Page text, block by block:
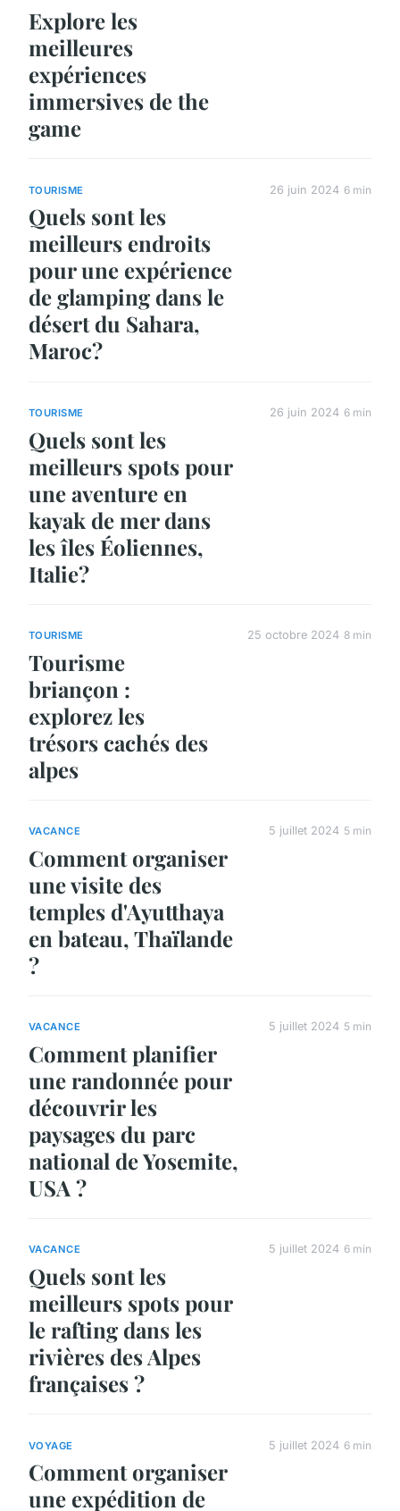
Explore les
meilleures
expériences
immersives de the
game
TOURISME
Quels sont les
meilleurs endroits
pour une expérience
de glamping dans le
désert du Sahara,
Maroc?
26 juin 2024 6 min
TOURISME
Quels sont les
meilleurs spots pour
une aventure en
kayak de mer dans
les îles Éoliennes,
Italie?
26 juin 2024 6 min
TOURISME
Tourisme
briançon :
explorez les
trésors cachés des
alpes
25 octobre 2024 8 min
VACANCE
Comment organiser
une visite des
temples d'Ayutthaya
en bateau, Thaïlande
?
5 juillet 2024 5 min
VACANCE
Comment planifier
une randonnée pour
découvrir les
paysages du parc
national de Yosemite,
USA ?
5 juillet 2024 5 min
VACANCE
Quels sont les
meilleurs spots pour
le rafting dans les
rivières des Alpes
françaises ?
5 juillet 2024 6 min
VOYAGE
Comment organiser
une expédition de
5 juillet 2024 6 min